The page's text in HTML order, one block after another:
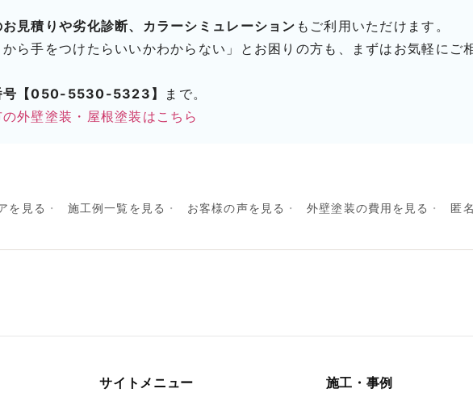
見積りや劣化診断、カラーシミュレーション もご利用いただけます。
から手をつけたらいいかわからない」とお困りの方も、まずはお気軽にご
号【050-5530-5323】
まで。
外壁塗装・屋根塗装はこちら
を見る 施工例一覧を見る お客様の声を見る 外壁塗装の費用を見る
匿
サイトメニュー 施工・事例